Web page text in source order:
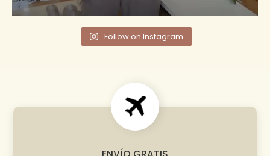
Follow on Instagram